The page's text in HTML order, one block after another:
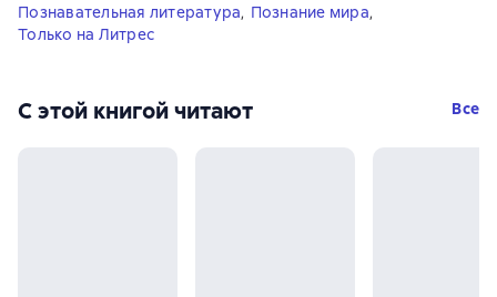
Познавательная литература, Познание мира,
Только на Литрес
С этой книгой читают Все